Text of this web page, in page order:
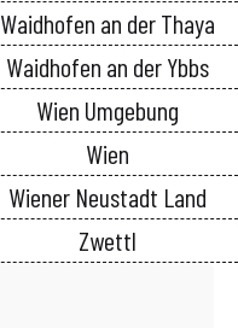
Waidhofen an der Thaya
Waidhofen an der Ybbs
Wien Umgebung
Wien
Wiener Neustadt Land
Zwettl